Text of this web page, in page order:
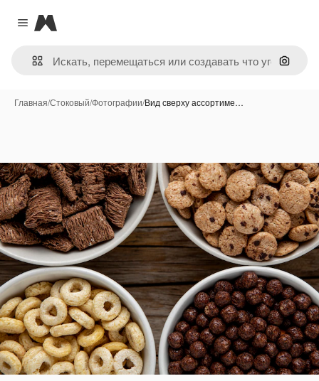
Close menu
Magnific
Поиск
Главная/Стоковый/Фотографии/Вид сверху ассортиме…